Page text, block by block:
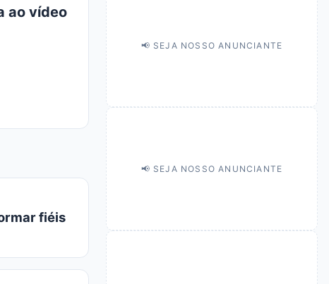
ao vídeo
fiéis
📢 SEJA NOSSO ANUNCIANTE
📢 SEJA NOSSO ANUNCIANTE